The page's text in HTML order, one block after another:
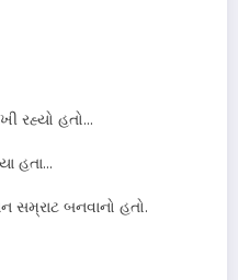
રહ્યો હતો…
હતા…
સમ્રાટ બનવાનો હતો.